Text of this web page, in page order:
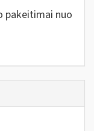
pakeitimai nuo